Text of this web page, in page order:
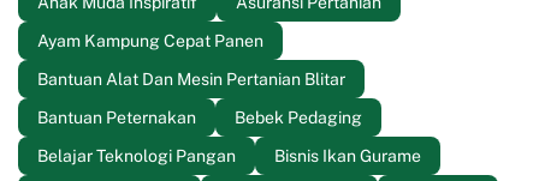
Ayam Kampung Cepat Panen
Bantuan Alat Dan Mesin Pertanian Blitar
Bantuan Peternakan
Bebek Pedaging
Belajar Teknologi Pangan
Bisnis Ikan Gurame